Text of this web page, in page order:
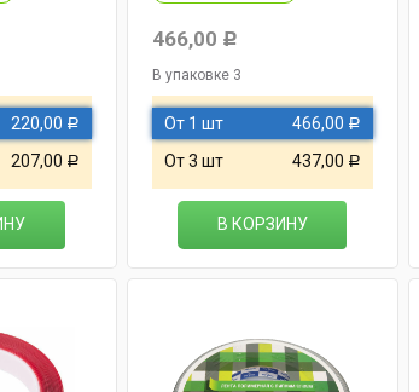
220,00 Р
207,00 Р
466,00 Р
В упаковке 3
От 1 шт 466,00 Р
От 3 шт 437,00 Р
В КОРЗИНУ